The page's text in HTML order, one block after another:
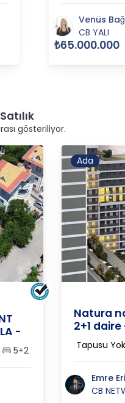
Venüs
CB YALI
₺65.000.000
gösteriliyor.
-
5+2
Ada
Natura
2+1
Tapusu Yok
Emre
CB